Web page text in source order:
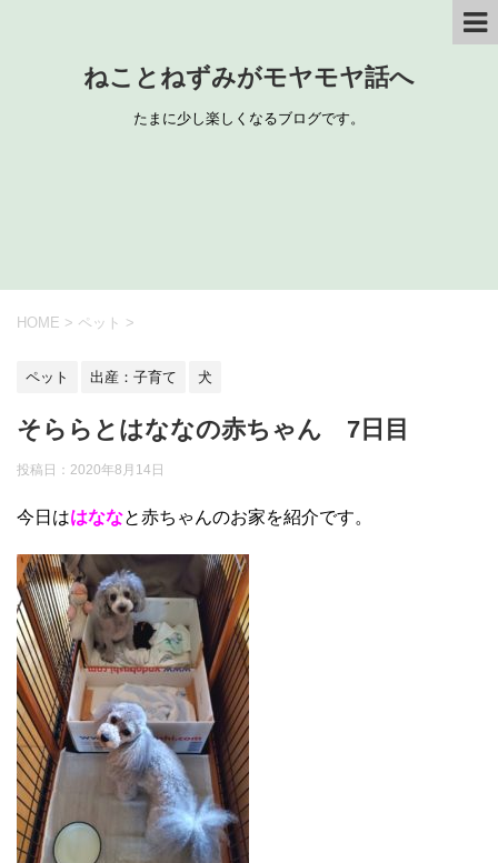
ねことねずみがモヤモヤ話へ
たまに少し楽しくなるブログです。
HOME > ペット >
ペット 出産：子育て 犬
そららとはななの赤ちゃん 7日目
投稿日： 2020年8月14日
今日ははななと赤ちゃんのお家を紹介です。